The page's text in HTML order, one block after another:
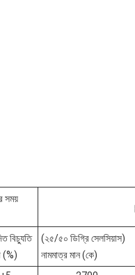
সময়
বিচ্যুতি
(%)
(২৫/৫০ ডিগ্রি সেলসিয়াস)
নামমাত্র মান (কে)